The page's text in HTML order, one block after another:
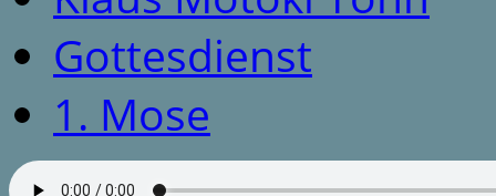
Gottesdienst
1. Mose